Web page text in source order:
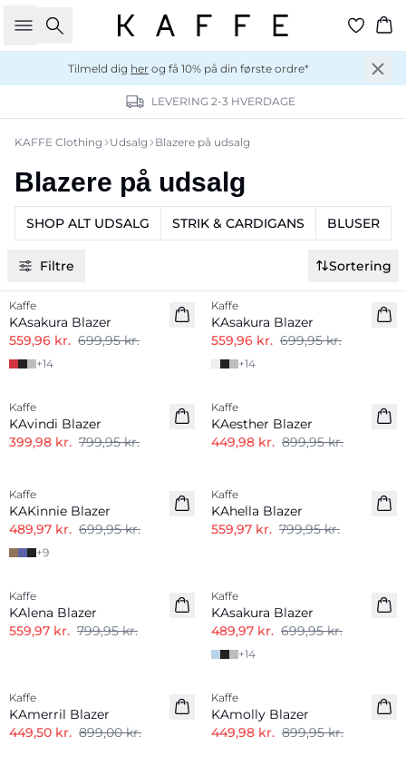
Søg
Tilmeld dig her og få 10% på din første ordre*
LEVERING 2-3 HVERDAGE
KAFFE Clothing Udsalg Blazere på udsalg
Blazere på udsalg
SHOP ALT UDSALG STRIK & CARDIGANS BLUSER
Filtre Sortering
-20%
Kaffe
KAsakura Blazer
559,96 kr. 699,95 kr.
+14
Kaffe
KAsakura Blazer
559,96 kr. 699,95 kr.
+14
Kaffe
KAvindi Blazer
399,98 kr. 799,95 kr.
Kaffe
KAesther Blazer
449,98 kr. 899,95 kr.
Kaffe
KAKinnie Blazer
489,97 kr. 699,95 kr.
+9
Kaffe
KAhella Blazer
559,97 kr. 799,95 kr.
Kaffe
KAlena Blazer
559,97 kr. 799,95 kr.
Kaffe
KAsakura Blazer
489,97 kr. 699,95 kr.
+14
Kaffe
KAmerril Blazer
449,50 kr. 899,00 kr.
Kaffe
KAmolly Blazer
449,98 kr. 899,95 kr.